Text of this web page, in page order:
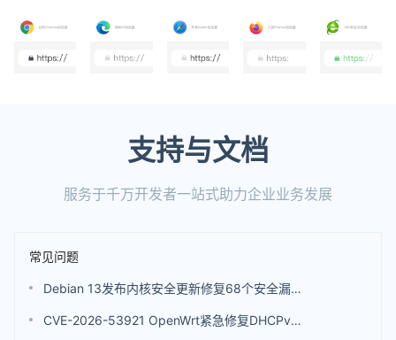
支持与文档
服务于千万开发者一站式助力企业业务发展
常见问题
Debian 13发布内核安全更新修复68个安全漏洞 包括4个评分高达9.8分的漏洞
CVE-2026-53921 OpenWrt紧急修复DHCPv6漏洞